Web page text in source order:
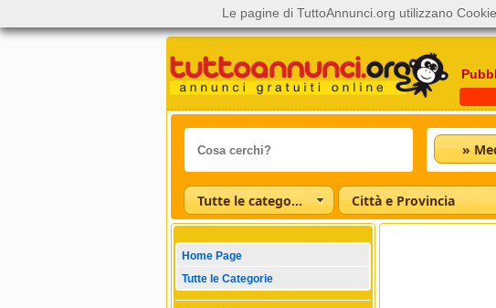
»
Tutte le categorie Città e Provincia
Home Page
Tutte le Categorie
Le pagine di TuttoAnnunci.org utilizzano